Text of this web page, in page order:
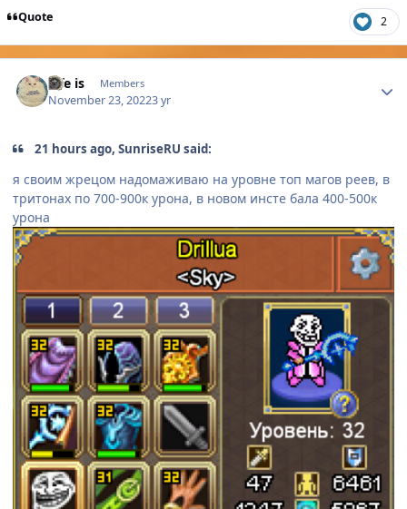
Quote 2
Life is Members
November 23, 20223 yr
21 hours ago, SunriseRU said:
я своим жрецом надомаживаю на уровне топ магов реев, в
тритонах по 700-900к урона, в новом инсте бала 400-500к
урона